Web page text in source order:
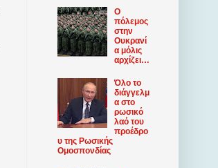
Ο
πόλεμος
στην
Ουκρανί
α μόλις
αρχίζει…
Όλο το
διάγγελμ
α στο
ρωσικό
λαό του
προέδρο
υ της Ρωσικής
Ομοσπονδίας